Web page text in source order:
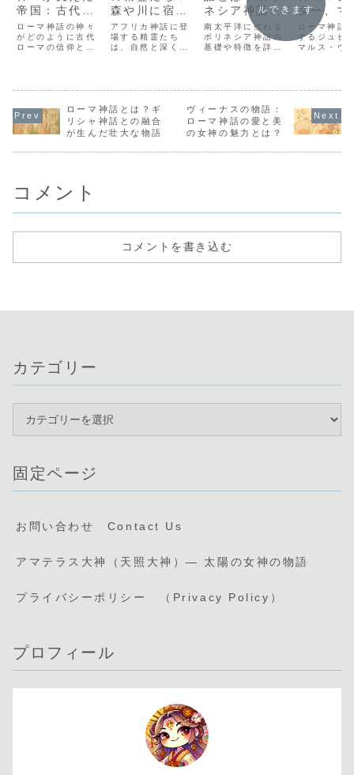
帝国：古代ロ
ーマの信仰と
文化
ローマ神話の神々
がどのように古代
ローマの信仰と文
響まで幅広く紹介
します。
森や川に宿る
神秘的な存在
アフリカ神話に登
場する精霊たち
は、自然と深く結
て、初心者にもわ
かりやすく解説し
ます。
ネシア神話の
基礎と魅力
南太平洋に伝わる
ポリネシア神話の
基礎や特徴を詳し
ター、マ
ス、ヴィ
スの魅力
ローマ神話
するジュピ
マルス・ヴ
紐解きます
ルできます
ローマ神話とは？ギ
リシャ神話との融合
が生んだ壮大な物語
ヴィーナスの物語：
ローマ神話の愛と美
の女神の魅力とは？
コメント
コメントを書き込む
カテゴリー
固定ページ
お問い合わせ Contact Us
アマテラス大神（天照大神）— 太陽の女神の物語
プライバシーポリシー （Privacy Policy）
プロフィール